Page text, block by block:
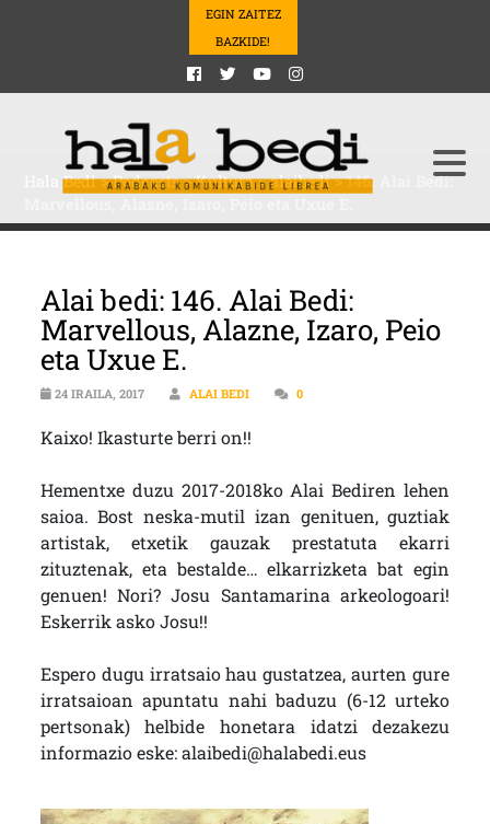
EGIN ZAITEZ
BAZKIDE!
Hala Bedi>Podcasts>Kultura>alaibedi>146. Alai Bedi:
Alai bedi: 146. Alai Bedi:
Marvellous, Alazne, Izaro, Peio
eta Uxue E.
24 IRAILA, 2017 ALAI BEDI 0
Kaixo! Ikasturte berri on!!
Hementxe duzu 2017-2018ko Alai Bediren lehen
saioa. Bost neska-mutil izan genituen, guztiak
artistak, etxetik gauzak prestatuta ekarri
zituztenak, eta bestalde… elkarrizketa bat egin
genuen! Nori? Josu Santamarina arkeologoari!
Eskerrik asko Josu!!
Espero dugu irratsaio hau gustatzea, aurten gure
irratsaioan apuntatu nahi baduzu (6-12 urteko
pertsonak) helbide honetara idatzi dezakezu
informazio eske: alaibedi@halabedi.eus